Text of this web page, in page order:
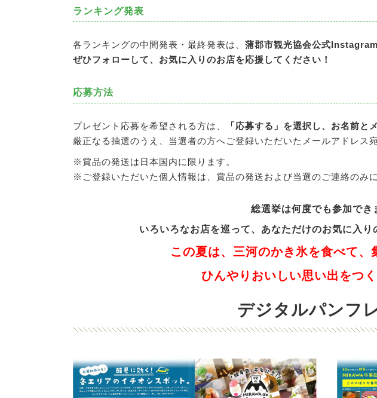
ランキング発表
各ランキングの中間発表・最終発表は、 蒲郡市観光協会公式
ぜひフォローして、お気に入りのお店を応援してください！
応募方法
プレゼント応募を希望される方は、
「応募する」を選択し、お名前と
厳正なる抽選のうえ、当選者の方へご登録いただいたメールアドレス
※賞品の発送は日本国内に限ります。
※ご登録いただいた個人情報は、賞品の発送および当選のご連絡のみ
総選挙は何度でも参加でき
いろいろなお店を巡って、 あなただけのお気に入り
この夏は、三河のかき氷を食べて、
ひんやりおいしい思い出をつ
デジタルパンフ